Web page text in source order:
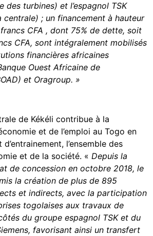
des turbines) et l’espagnol TSK
; un financement à hauteur
CFA , dont 75% de dette, soit
CFA, sont intégralement mobilisés
financières africaines
Ouest Africaine de
et Oragroup. »
de Kékéli contribue à la
et de l’emploi au Togo en
l’ensemble des
et de la société. « Depuis la
de concession en octobre 2018, le
la création de plus de 895
et indirects, avec la participation
togolaises aux travaux de
du groupe espagnol TSK et du
favorisant ainsi un transfert